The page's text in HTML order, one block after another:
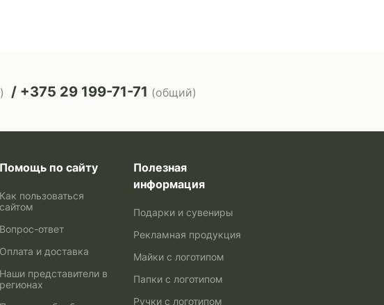
+375 29 199-71-71 (общий)
Помощь по сайту
Как пользоваться
сайтом
Вопрос-ответ
Оплата и доставка
Наши представители в
регионах
Полезная
информация
Подарки и сувениры
Рекламная продукция
Майки с логотипом
Папки с логотипом
Ручки с логотипом